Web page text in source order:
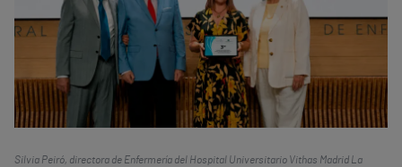
Silvia Peiró, directora de Enfermería del Hospital Universitario Vithas Madrid La